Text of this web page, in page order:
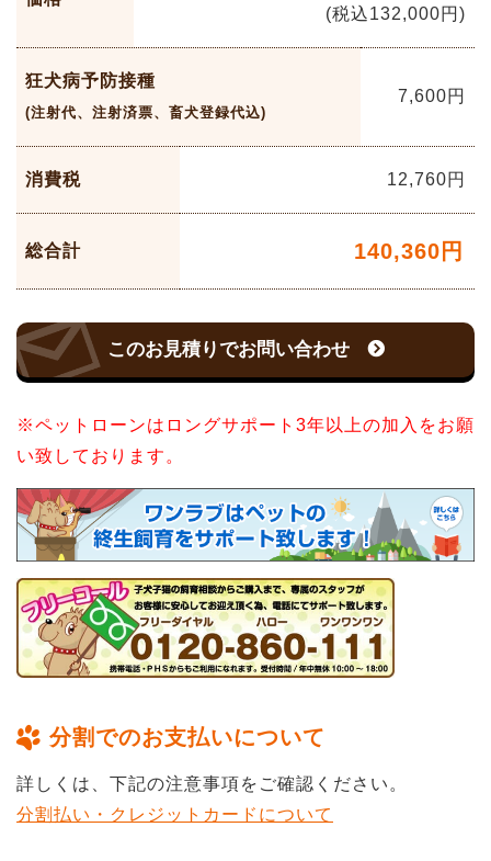
(税込132,000円)
狂犬病予防接種
(注射代、注射済票、畜犬登録代込)
7,600円
消費税 12,760円
総合計 140,360 円
このお見積りでお問い合わせ
※ペットローンはロングサポート3年以上の加入をお願
い致しております。
分割でのお支払いについて
詳しくは、下記の注意事項をご確認ください。
分割払い・クレジットカードについて